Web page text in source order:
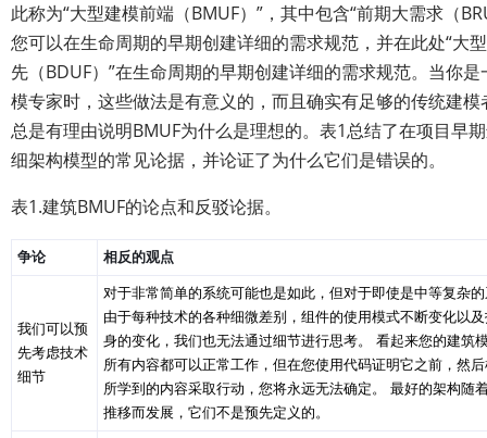
此称为“大型建模前端（BMUF）”，其中包含“前期大需求（
您可以在生命周期的早期创建详细的需求规范，并在此处“大
先（BDUF）”在生命周期的早期创建详细的需求规范。当你是
模专家时，这些做法是有意义的，而且确实有足够的传统建模
总是有理由说明BMUF为什么是理想的。表1总结了在项目早
细架构模型的常见论据，并论证了为什么它们是错误的。
表1.建筑BMUF的论点和反驳论据。
争论 相反的观点
我们可以预
先考虑技术
细节
对于非常简单的系统可能也是如此，但对于即使是中等复杂
由于每种技术的各种细微差别，组件的使用模式不断变化以
身的变化，我们也无法通过细节进行思考。 看起来您的建筑
所有内容都可以正常工作，但在您使用代码证明它之前，然
所学到的内容采取行动，您将永远无法确定。 最好的架构随
推移而发展，它们不是预先定义的。